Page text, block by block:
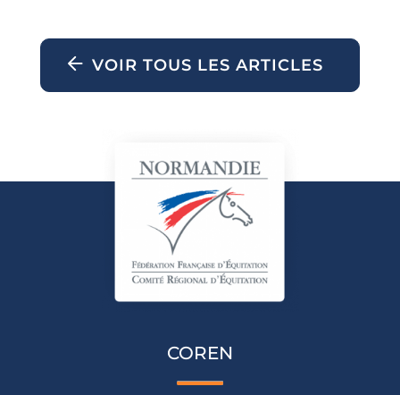
VOIR TOUS LES ARTICLES
COREN